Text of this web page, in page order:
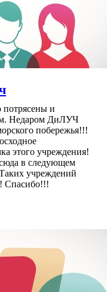
потрясены и
Недаром ДиЛУЧ
побережья!!!
этого учреждения!
в следующем
учреждений
Спасибо!!!